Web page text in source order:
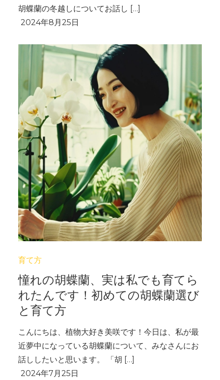
胡蝶蘭の冬越しについてお話し […]
育て方
憧れの胡蝶蘭、実は私でも育てら
れたんです！初めての胡蝶蘭選び
と育て方
こんにちは、植物大好き美咲です！今日は、私が最
近夢中になっている胡蝶蘭について、みなさんにお
話ししたいと思います。 「胡 […]